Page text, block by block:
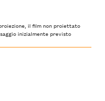
il film non proiettato
inizialmente previsto